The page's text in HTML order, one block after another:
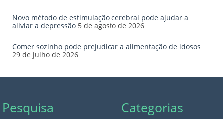
Novo método de estimulação cerebral pode ajudar a
aliviar a depressão 5 de agosto de 2026
Comer sozinho pode prejudicar a alimentação de idosos
29 de julho de 2026
Pesquisa Categorias